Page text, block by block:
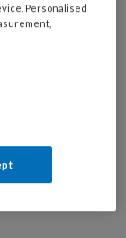
wat in
je nog het
zo is er
Personalised